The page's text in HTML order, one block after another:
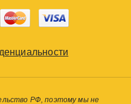
РФ, поэтому мы не